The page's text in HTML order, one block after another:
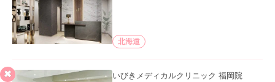
北海道
いびきメディカルクリニック 福岡院